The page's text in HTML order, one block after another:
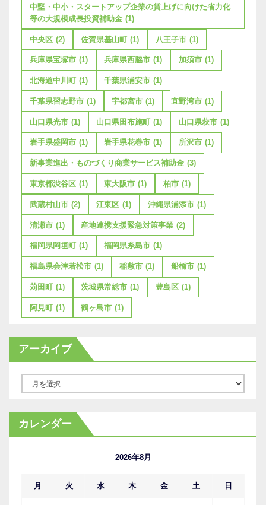
中堅・中小・スタートアップ企業の賃上げに向けた省力化
等の大規模成長投資補助金 (1)
中央区 (2) 佐賀県基山町 (1) 八王子市 (1)
兵庫県宝塚市 (1) 兵庫県西脇市 (1) 加須市 (1)
北海道中川町 (1) 千葉県浦安市 (1)
千葉県習志野市 (1) 宇都宮市 (1) 宜野湾市 (1)
山口県光市 (1) 山口県田布施町 (1) 山口県萩市 (1)
岩手県盛岡市 (1) 岩手県花巻市 (1) 所沢市 (1)
新事業進出・ものづくり商業サービス補助金 (3)
東京都渋谷区 (1) 東大阪市 (1) 柏市 (1)
武蔵村山市 (2) 江東区 (1) 沖縄県浦添市 (1)
清瀬市 (1) 産地連携支援緊急対策事業 (2)
福岡県岡垣町 (1) 福岡県糸島市 (1)
福島県会津若松市 (1) 稲敷市 (1) 船橋市 (1)
苅田町 (1) 茨城県常総市 (1) 豊島区 (1)
阿見町 (1) 鶴ヶ島市 (1)
アーカイブ
カ
イ
カレンダー
2026年8月
月 火 水 木 金 土 日